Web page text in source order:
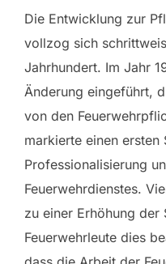
Die Entwicklung zur
vollzog sich
Jahrhundert. Im Jahr
Änderung eingeführt,
von den
markierte einen ersten
Professionalisierung
Feuerwehrdienstes.
zu einer Erhöhung der
Feuerwehrleute dies